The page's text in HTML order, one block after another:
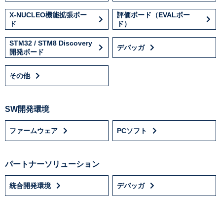
X-NUCLEO機能拡張ボー
ド
評価ボード（EVALボー
ド）
STM32 / STM8 Discovery
開発ボード
デバッガ
その他
SW開発環境
ファームウェア PCソフト
パートナーソリューション
統合開発環境 デバッガ